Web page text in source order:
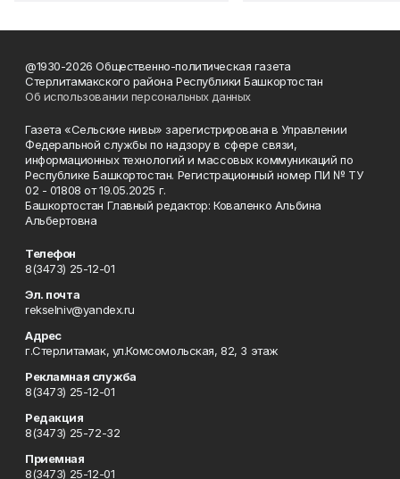
@1930-2026 Общественно-политическая газета
Стерлитамакского района Республики Башкортостан
Об использовании персональных данных
Газета «Сельские нивы» зарегистрирована в Управлении
Федеральной службы по надзору в сфере связи,
информационных технологий и массовых коммуникаций по
Республике Башкортостан. Регистрационный номер ПИ № ТУ
02 - 01808 от 19.05.2025 г.
Башкортостан Главный редактор: Коваленко Альбина
Альбертовна
Телефон
8(3473) 25-12-01
Эл. почта
rekselniv@yandex.ru
Адрес
г.Стерлитамак, ул.Комсомольская, 82, 3 этаж
Рекламная служба
8(3473) 25-12-01
Редакция
8(3473) 25-72-32
Приемная
8(3473) 25-12-01